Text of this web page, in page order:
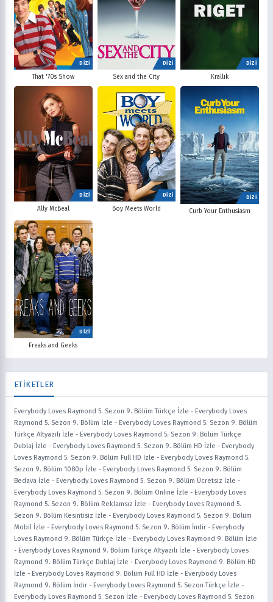
DİZİ
That '70s Show
DİZİ
Sex and the City
DİZİ
Krallık
DİZİ
Ally McBeal
DİZİ
Boy Meets World
DİZİ
Curb Your Enthusiasm
DİZİ
Freaks and Geeks
ETİKETLER
Everybody Loves Raymond 5. Sezon 9. Bölüm Türkçe İzle - Everybody Loves
Raymond 5. Sezon 9. Bölüm İzle - Everybody Loves Raymond 5. Sezon 9. Bölüm
Türkçe Altyazılı İzle - Everybody Loves Raymond 5. Sezon 9. Bölüm Türkçe
Dublaj İzle - Everybody Loves Raymond 5. Sezon 9. Bölüm HD İzle - Everybody
Loves Raymond 5. Sezon 9. Bölüm Full HD İzle - Everybody Loves Raymond 5.
Sezon 9. Bölüm 1080p İzle - Everybody Loves Raymond 5. Sezon 9. Bölüm
Bedava İzle - Everybody Loves Raymond 5. Sezon 9. Bölüm Ücretsiz İzle -
Everybody Loves Raymond 5. Sezon 9. Bölüm Online İzle - Everybody Loves
Raymond 5. Sezon 9. Bölüm Reklamsız İzle - Everybody Loves Raymond 5.
Sezon 9. Bölüm Kesintisiz İzle - Everybody Loves Raymond 5. Sezon 9. Bölüm
Mobil İzle - Everybody Loves Raymond 5. Sezon 9. Bölüm İndir - Everybody
Loves Raymond 9. Bölüm Türkçe İzle - Everybody Loves Raymond 9. Bölüm İzle
- Everybody Loves Raymond 9. Bölüm Türkçe Altyazılı İzle - Everybody Loves
Raymond 9. Bölüm Türkçe Dublaj İzle - Everybody Loves Raymond 9. Bölüm HD
İzle - Everybody Loves Raymond 9. Bölüm Full HD İzle - Everybody Loves
Raymond 9. Bölüm İndir - Everybody Loves Raymond 5. Sezon Türkçe İzle -
Everybody Loves Raymond 5. Sezon İzle - Everybody Loves Raymond 5. Sezon